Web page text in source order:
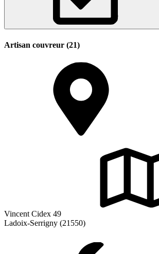
Artisan couvreur (21)
Vincent Cidex 49
Ladoix-Serrigny (21550)